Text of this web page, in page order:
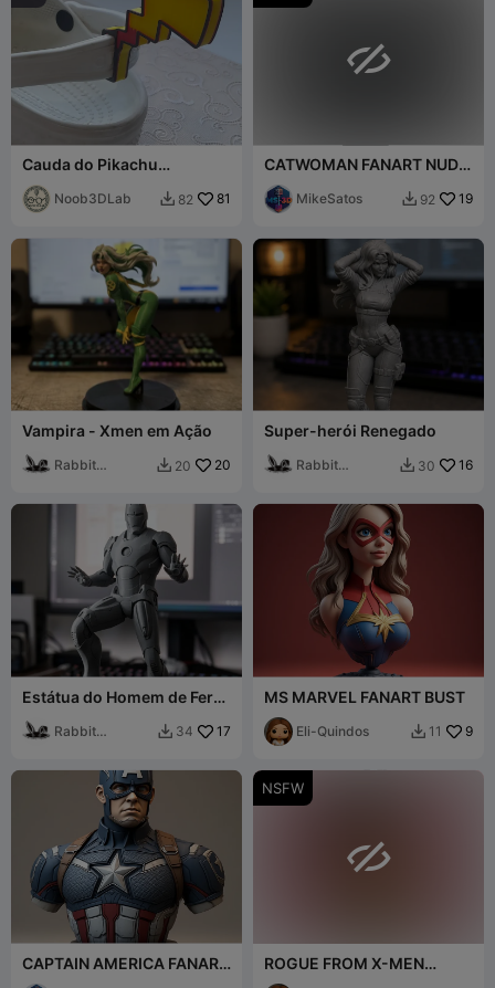
Cauda do Pikachu
Pokemon para Crocs Jibbit
Noob3DLab  82 81

CATWOMAN FANART NUDE
BUST
MikeSatos  92 19
Vampira - Xmen em Ação
Rabbit
 20 20
Super-herói Renegado
Rabbit
 30 16
Estátua do Homem de Ferro
Rabbit
 34 17
MS MARVEL FANART BUST
Eli-Quindos  11 9
CAPTAIN AMERICA FANART
BUST
NSFW

ROGUE FROM X-MEN
FANART NUDE BUST